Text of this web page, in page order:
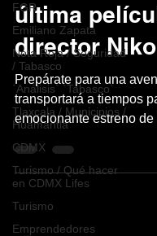
FGR
Emiliano Zapata
Nota Roja / Seguridad
/ Tabasco
`Análisis` `Tabasco`
Tlaxcala / Municipios /
Huamantla
CDMX
Turismo / Qué hacer
en CDMX Lifes
Turismo
Emprendedores
última
director
Prepárate para una
transportará a tiempos pasados con el
emocionante estreno de